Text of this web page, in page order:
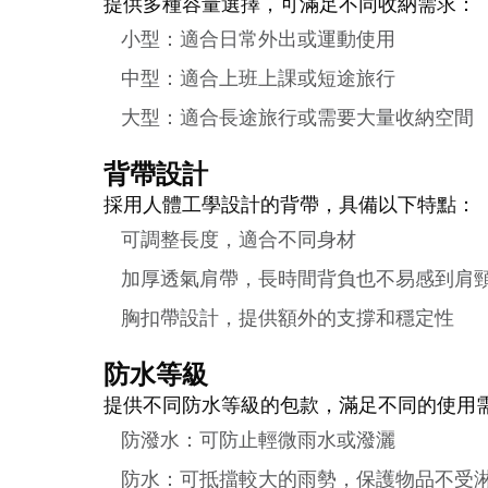
小型：適合日常外出或運動使用
中型：適合上班上課或短途旅行
大型：適合長途旅行或需要大量收納空間
背帶設計
採用人體工學設計的背帶，具備以下特點：
可調整長度，適合不同身材
加厚透氣肩帶，長時間背負也不易感到肩
胸扣帶設計，提供額外的支撐和穩定性
防水等級
提供不同防水等級的包款，滿足不同的使用
防潑水：可防止輕微雨水或潑灑
防水：可抵擋較大的雨勢，保護物品不受